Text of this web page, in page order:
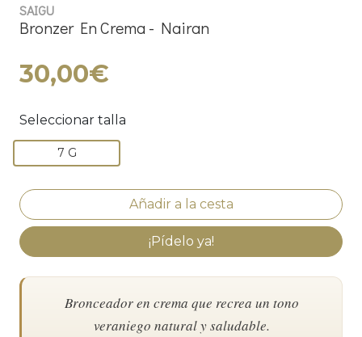
SAIGU
Bronzer En Crema - Nairan
30,00€
Seleccionar talla
7 G
¡Pídelo ya!
Bronceador en crema que recrea un tono
veraniego natural y saludable.